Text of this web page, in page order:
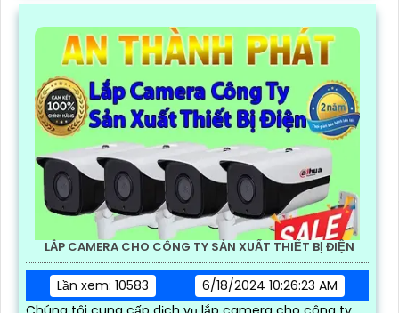
LẮP CAMERA CHO CÔNG TY SẢN XUẤT THIẾT BỊ ĐIỆN
Lần xem: 10583
6/18/2024 10:26:23 AM